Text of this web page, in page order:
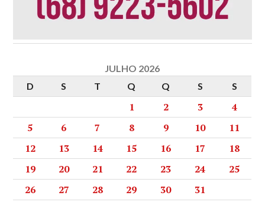
JULHO 2026
D
S T Q Q S S
1 2 3
4
5
6 7 8 9 10
11
12
13 14 15 16 17
18
19
20 21 22 23 24
25
26
27 28 29 30 31